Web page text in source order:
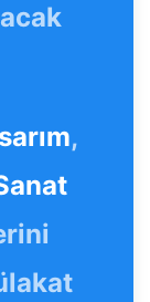
,